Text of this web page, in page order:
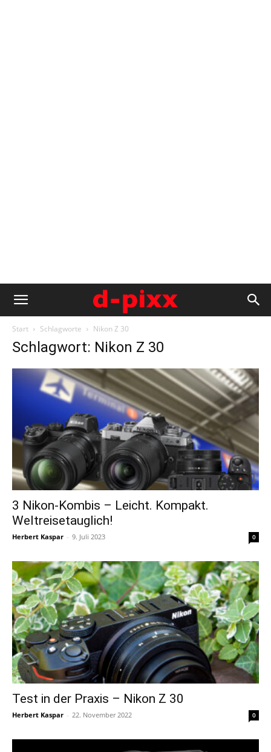
Start Schlagworte Nikon Z 30
Schlagwort: Nikon Z 30
3 Nikon-Kombis – Leicht. Kompakt.
Weltreisetauglich!
Herbert Kaspar - 9. Juli 2023 0
Test in der Praxis – Nikon Z 30
Herbert Kaspar - 22. November 2022 0